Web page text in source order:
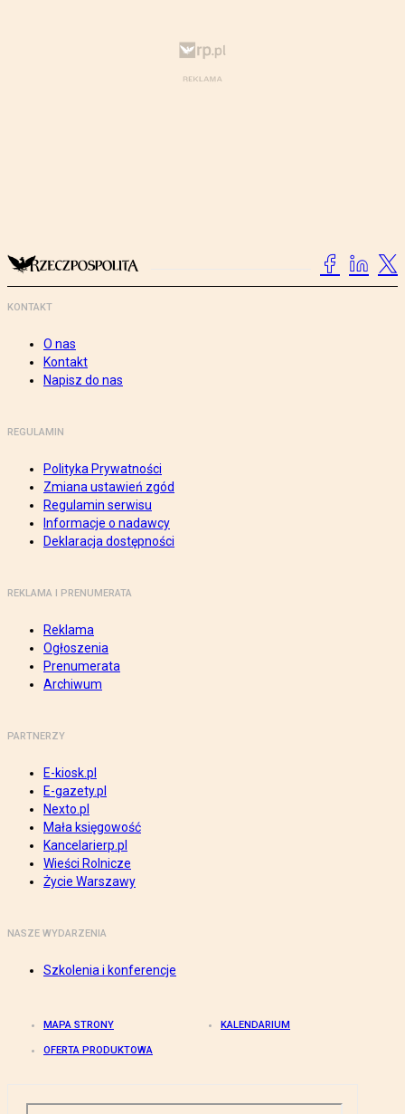
KONTAKT
O nas
Kontakt
Napisz do nas
REGULAMIN
Polityka Prywatności
Zmiana ustawień zgód
Regulamin serwisu
Informacje o nadawcy
Deklaracja dostępności
REKLAMA I PRENUMERATA
Reklama
Ogłoszenia
Prenumerata
Archiwum
PARTNERZY
E-kiosk.pl
E-gazety.pl
Nexto.pl
Mała księgowość
Kancelarierp.pl
Wieści Rolnicze
Życie Warszawy
NASZE WYDARZENIA
Szkolenia i konferencje
MAPA STRONY KALENDARIUM
OFERTA PRODUKTOWA